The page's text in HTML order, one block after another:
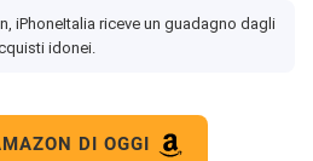
iPhoneItalia riceve un guadagno dagli
idonei.
DI OGGI